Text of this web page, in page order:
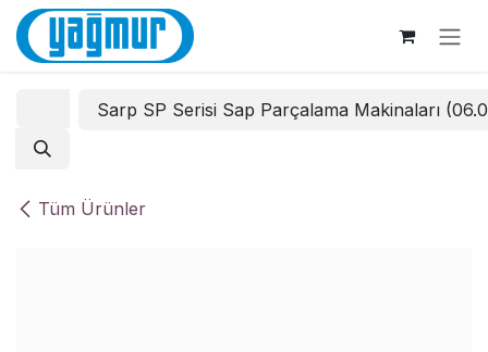
İçereği Atla
Tüm Ürünler
Sarp SP Serisi Sap Parçalama Makinaları